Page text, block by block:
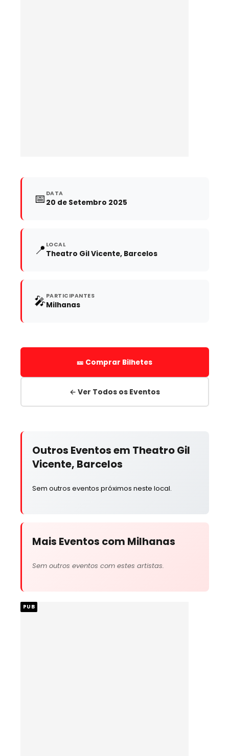
📅 DATA
20 de Setembro 2025
📍 LOCAL
Theatro Gil Vicente, Barcelos
🎤PARTICIPANTES
Milhanas
🎫 Comprar Bilhetes
← Ver Todos os Eventos
Outros Eventos em Theatro Gil
Vicente, Barcelos
Sem outros eventos próximos neste local.
Mais Eventos com Milhanas
Sem outros eventos com estes artistas.
PUB